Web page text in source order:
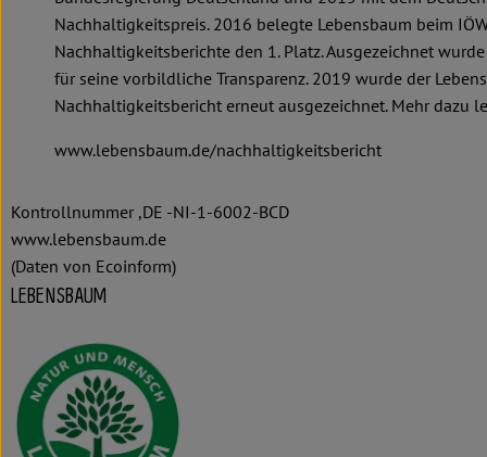
Nachhaltigkeitspreis. 2016 belegte Lebensbaum beim
Nachhaltigkeitsberichte den 1. Platz. Ausgezeichnet
für seine vorbildliche Transparenz. 2019 wurde der
Nachhaltigkeitsbericht erneut ausgezeichnet. Mehr dazu
www.lebensbaum.de/nachhaltigkeitsbericht
Kontrollnummer ,DE -NI-1-6002-BCD
www.lebensbaum.de
(Daten von Ecoinform)
LEBENSBAUM